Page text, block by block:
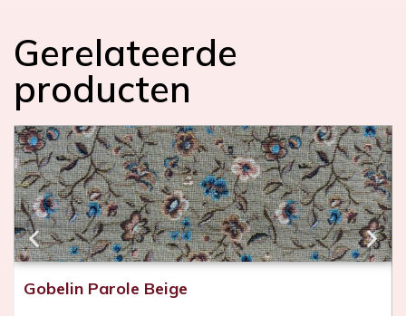
Gerelateerde
producten
Gobelin Parole Beige